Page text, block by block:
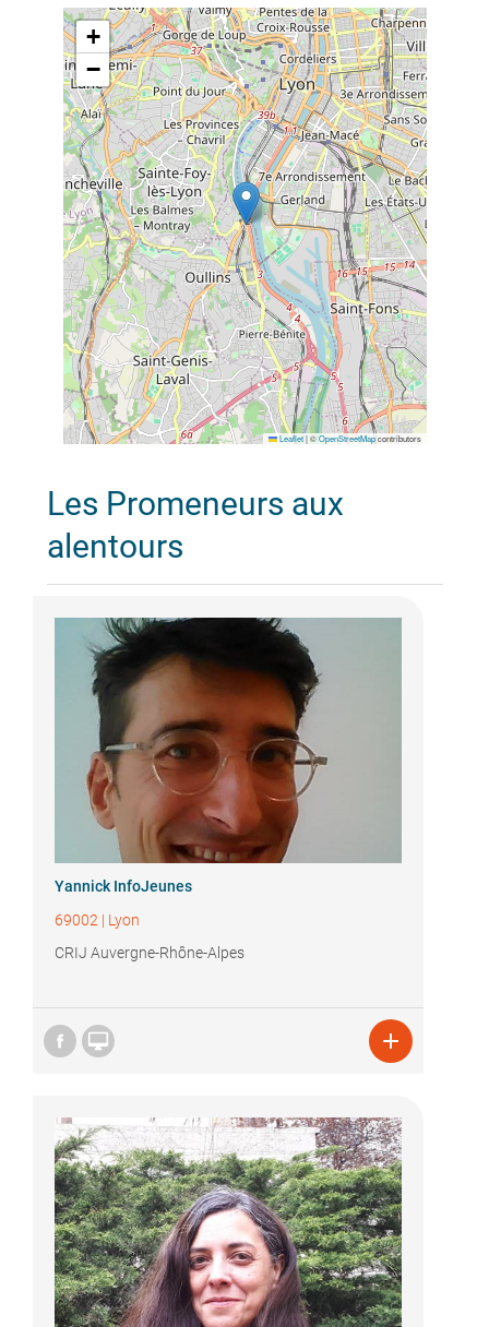
+
−
Leaflet |©OpenStreetMapcontributors
Les Promeneurs aux
alentours
Yannick InfoJeunes
69002 | Lyon
CRIJ Auvergne-Rhône-Alpes
 